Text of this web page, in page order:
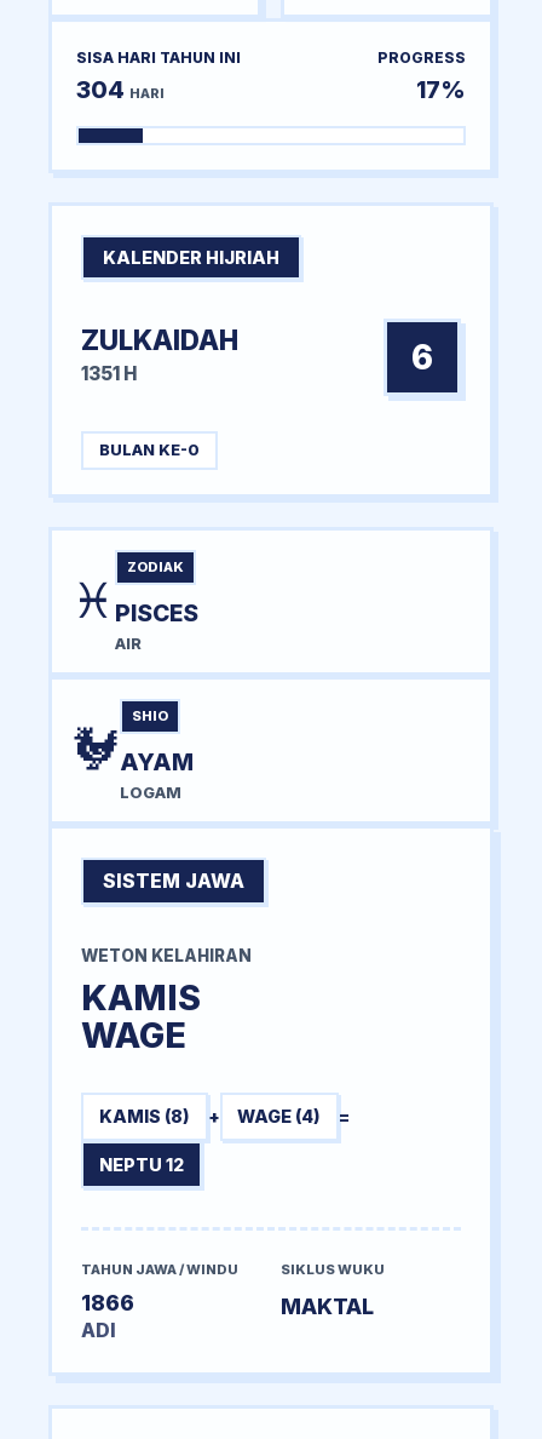
SISA HARI TAHUN INI
304 HARI
PROGRESS
17%
KALENDER HIJRIAH
ZULKAIDAH
1351 H 6
BULAN KE-0
♓
ZODIAK
PISCES
AIR
🐓
SHIO
AYAM
LOGAM
SISTEM JAWA
WETON KELAHIRAN
KAMIS
WAGE
KAMIS (8) + WAGE (4) =
NEPTU 12
TAHUN JAWA / WINDU
1866
ADI
SIKLUS WUKU
MAKTAL